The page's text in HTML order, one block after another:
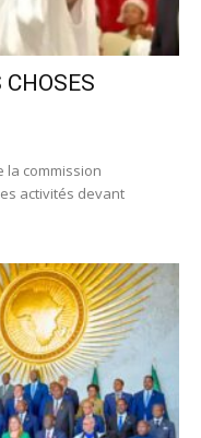
CHOSES
la commission
activités devant